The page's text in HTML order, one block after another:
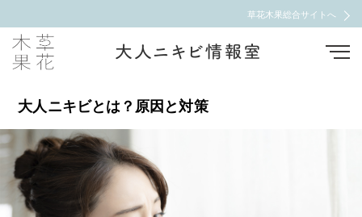
草花木果総合サイトへ
大人ニキビとは？原因と対策